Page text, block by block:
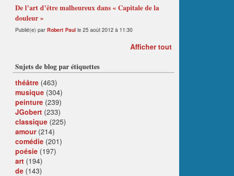
De l’art d’être malheureux dans « Capitale de la
douleur »
Publié(e) par Robert Paul le 25 août 2012 à 11:30
Afficher tout
Sujets de blog par étiquettes
théâtre (463)
musique (304)
peinture (239)
JGobert (233)
classique (225)
amour(214)
comédie (201)
poésie (197)
art (194)
de (143)